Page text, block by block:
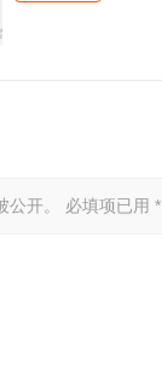
开。 必填项已用*